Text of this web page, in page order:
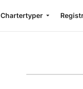
Chartertyper